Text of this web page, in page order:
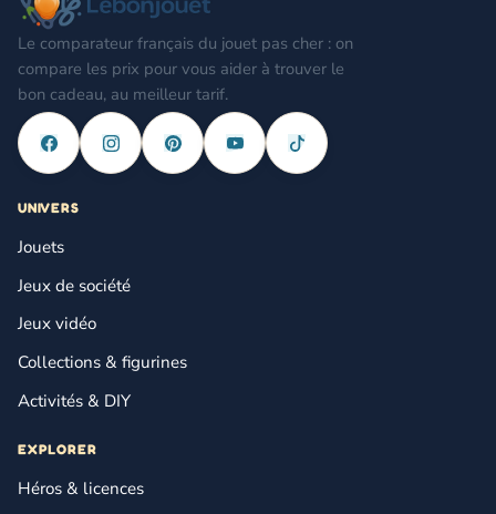
Le comparateur français du jouet pas cher : on
compare les prix pour vous aider à trouver le
bon cadeau, au meilleur tarif.
UNIVERS
Jouets
Jeux de société
Jeux vidéo
Collections & figurines
Activités & DIY
EXPLORER
Héros & licences